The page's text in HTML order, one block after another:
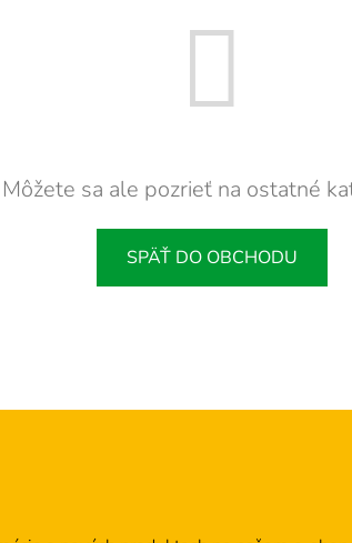
Môžete sa ale pozrieť na ostatné
SPÄŤ DO OBCHODU